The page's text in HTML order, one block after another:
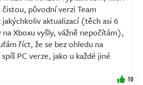
původní verzi Team
aktualizací (těch asi 6
Xboxu vyšly, vážně nepočítám),
říct, že se bez ohledu na
PC verze, jako u každé jiné
10